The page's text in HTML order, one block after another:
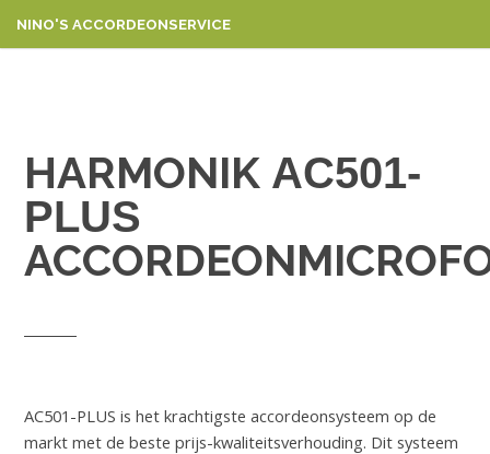
NINO'S ACCORDEONSERVICE
HARMONIK AC501-
PLUS
AC501-PLUS is het krachtigste accordeonsysteem op de
markt met de beste prijs-kwaliteitsverhouding. Dit systeem